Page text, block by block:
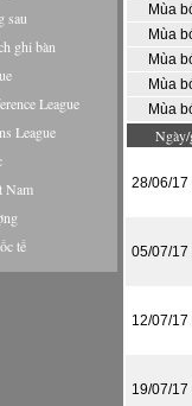
sau
ghi bàn
League
League
Nam
tế
Mùa
Mùa
Mùa
Mùa
Mùa
28/06/17
05/07/17
12/07/17
19/07/17